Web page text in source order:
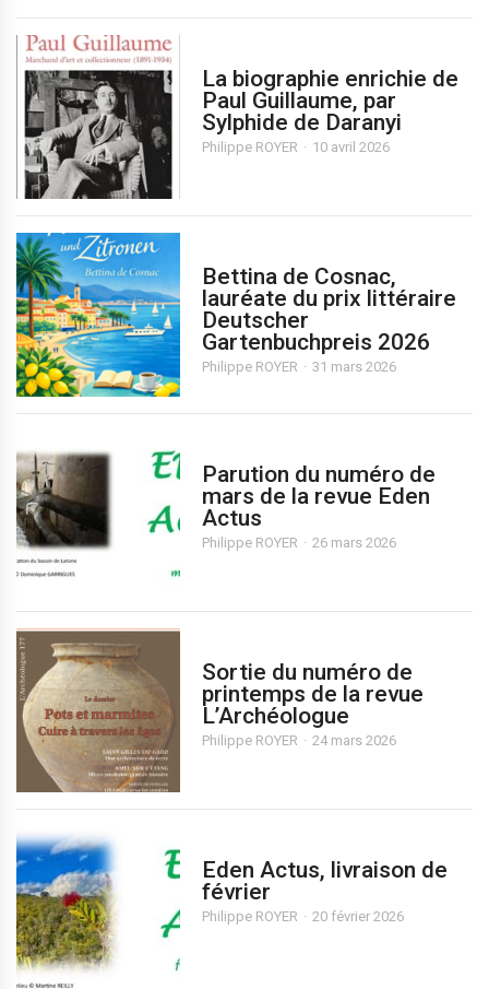
La biographie enrichie de
Paul Guillaume, par
Sylphide de Daranyi
Philippe ROYER 10 avril 2026
Bettina de Cosnac,
lauréate du prix littéraire
Deutscher
Gartenbuchpreis 2026
Philippe ROYER 31 mars 2026
Parution du numéro de
mars de la revue Eden
Actus
Philippe ROYER 26 mars 2026
Sortie du numéro de
printemps de la revue
L’Archéologue
Philippe ROYER 24 mars 2026
Eden Actus, livraison de
février
Philippe ROYER 20 février 2026